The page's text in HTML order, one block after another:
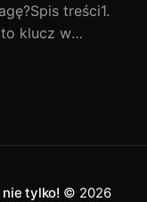
treści1.
klucz w
telematyka,
generuje ogrom
dane
nie tylko! © 2026